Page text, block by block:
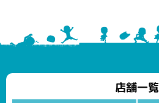
店舗一覧